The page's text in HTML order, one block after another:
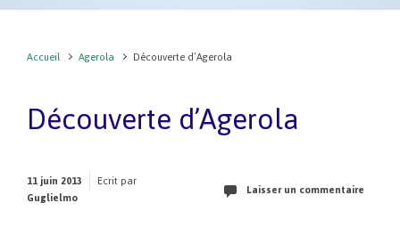
Accueil Agerola Découverte d’Agerola
Découverte d’Agerola
11 juin 2013
Ecrit par
Guglielmo
Laisser un commentaire